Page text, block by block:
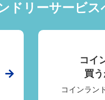
ドリーサービス
コイ
買
コインラン